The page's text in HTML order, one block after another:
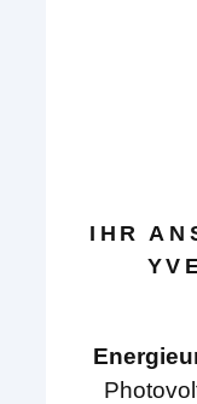
IHR